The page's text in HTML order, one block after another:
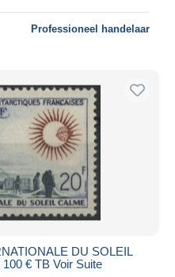
Professioneel handelaar
DU SOLEIL
€ TB Voir Suite